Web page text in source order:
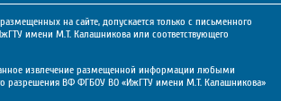
на сайте, допускается только с письменного
имени М.Т. Калашникова или соответствующего
извлечение размещенной информации любыми
разрешения ВФ ФГБОУ ВО «ИжГТУ имени М.Т. Калашникова»